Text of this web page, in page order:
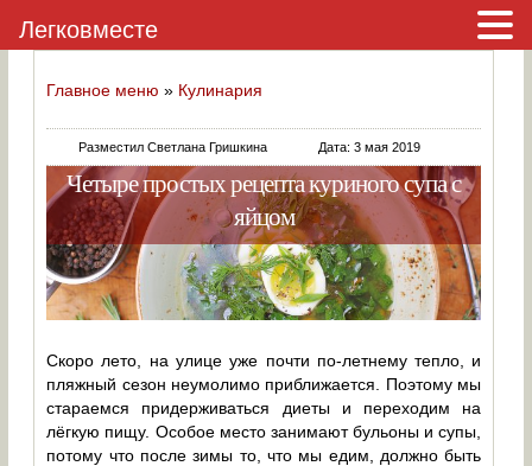
Главное меню » Кулинария
Разместил Светлана Гришкина Дата: 3 мая 2019
Четыре простых рецепта куриного супа с
яйцом
Скоро лето, на улице уже почти по-летнему тепло, и
пляжный сезон неумолимо приближается. Поэтому мы
стараемся придерживаться диеты и переходим на
лёгкую пищу. Особое место занимают бульоны и супы,
потому что после зимы то, что мы едим, должно быть
Легковместе